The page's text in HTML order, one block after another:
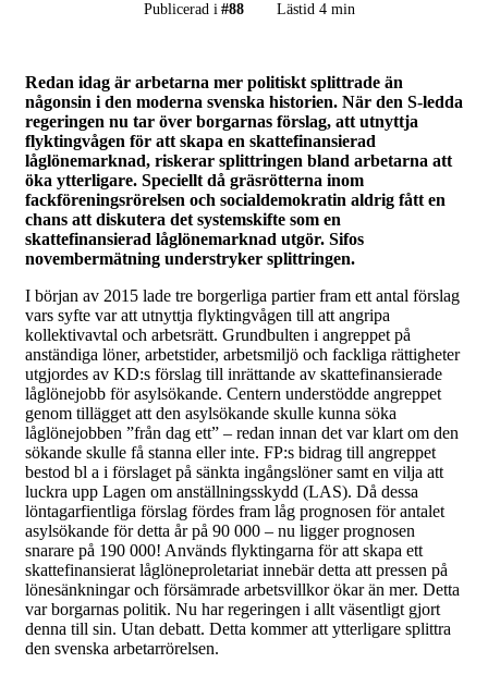
Publicerad i #88 Lästid 4 min
Redan idag är arbetarna mer politiskt splittrade än
någonsin i den moderna svenska historien. När den S-ledda
regeringen nu tar över borgarnas förslag, att utnyttja
flyktingvågen för att skapa en skattefinansierad
låglönemarknad, riskerar splittringen bland arbetarna att
öka ytterligare. Speciellt då gräsrötterna inom
fackföreningsrörelsen och socialdemokratin aldrig fått en
chans att diskutera det systemskifte som en
skattefinansierad låglönemarknad utgör. Sifos
novembermätning understryker splittringen.
I början av 2015 lade tre borgerliga partier fram ett antal förslag
vars syfte var att utnyttja flyktingvågen till att angripa
kollektivavtal och arbetsrätt. Grundbulten i angreppet på
anständiga löner, arbetstider, arbetsmiljö och fackliga rättigheter
utgjordes av KD:s förslag till inrättande av skattefinansierade
låglönejobb för asylsökande. Centern understödde angreppet
genom tillägget att den asylsökande skulle kunna söka
låglönejobben ”från dag ett” – redan innan det var klart om den
sökande skulle få stanna eller inte. FP:s bidrag till angreppet
bestod bl a i förslaget på sänkta ingångslöner samt en vilja att
luckra upp Lagen om anställningsskydd (LAS). Då dessa
löntagarfientliga förslag fördes fram låg prognosen för antalet
asylsökande för detta år på 90 000 – nu ligger prognosen
snarare på 190 000! Används flyktingarna för att skapa ett
skattefinansierat låglöneproletariat innebär detta att pressen på
lönesänkningar och försämrade arbetsvillkor ökar än mer. Detta
var borgarnas politik. Nu har regeringen i allt väsentligt gjort
denna till sin. Utan debatt. Detta kommer att ytterligare splittra
den svenska arbetarrörelsen.